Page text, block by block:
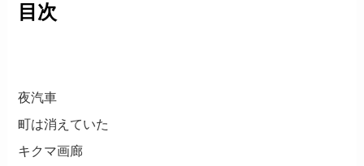
目次
夜汽車
町は消えていた
キクマ画廊